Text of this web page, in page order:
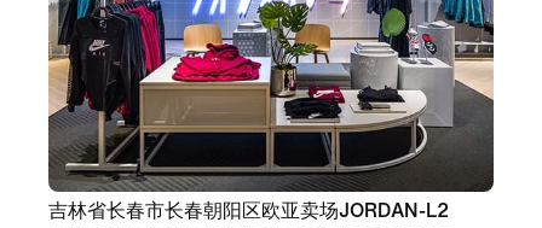
吉林省长春市长春朝阳区欧亚卖场JORDAN-L2